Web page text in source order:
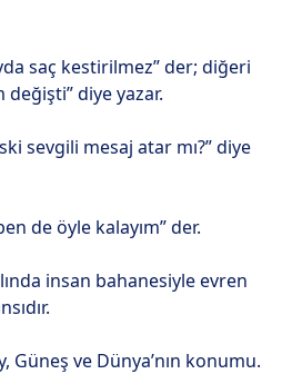
saç kestirilmez” der; diğeri
diye yazar.
sevgili mesaj atar mı?” diye
de öyle kalayım” der.
insan bahanesiyle evren
Güneş ve Dünya’nın konumu.